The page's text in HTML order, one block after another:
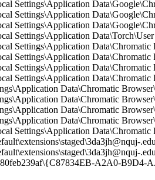
Settings\Application
Settings\Application
Settings\Application
Settings\Application
Settings\Application
Settings\Application
Settings\Application
Settings\Application
Data\Chromatic
Data\Chromatic
Data\Chromatic
Data\Chromatic
Settings\Application
A2A0-B9D4-